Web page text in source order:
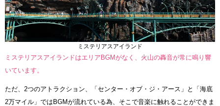
ミステリアスアイランド
ミステリアスアイランドはエリアBGMがなく、火山の轟音が常に鳴り響
いています。
ただ、2つのアトラクション、「センター・オブ・ジ・アース」と「海底
2万マイル」ではBGMが流れている為、そこで音楽に触れることができま